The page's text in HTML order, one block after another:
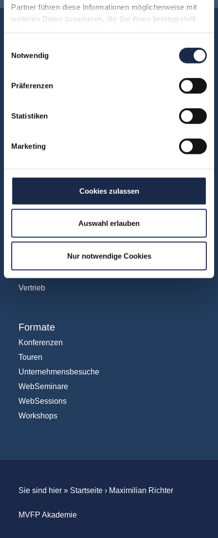
Partner führen diese Informationen möglicherweise mit
weiteren Daten zusammen, die Sie ihnen bereitgestellt
Notwendig
Präferenzen
Statistiken
Marketing
Cookies zulassen
Auswahl erlauben
Nur notwendige Cookies
FAQ
Teilnehmerstimmen
Fachbereiche
Anzeigen
Marketing
Social & Community
Vertrieb
Formate
Konferenzen
Touren
Unternehmensbesuche
WebSeminare
WebSessions
Workshops
Sie sind hier » Startseite› Maximilian Richter
MVFP Akademie